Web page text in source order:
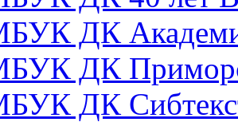
ДК
ДК
ДК